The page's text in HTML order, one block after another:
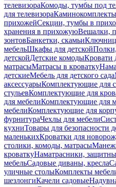
телевизораКомоды, тумбы под
для телевизора
прихожейСекции, тумбы в
хранения в прихожуюВешалки,
зонтовБанкетки, скамьи
мебельШкафы для детской
детскойДетские комодыКровати
матрасыМатрасы в кроватку
детскиеМебель для детского сада
аксессуарыКомплектующие для
стульевКомплектующие для
для мебелиКомплектующие для
мебелиКомплектующие для
фурнитураЧехлы для мебели
кухниТовары для безопасности
маленькихКроватки для
столики, комоды, матрасы
кроваткуНаматрасники,
мебельСадовые диваны, кресла
уличные столыКомплекты
шезлонгиКачели садовые